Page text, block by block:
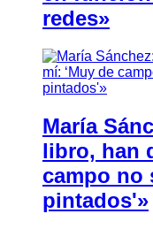
redes»
María
libro, han
campo no
pintados'»